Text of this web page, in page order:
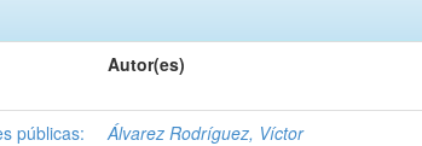
Autor(es)
públicas:
Álvarez Rodríguez, Víctor